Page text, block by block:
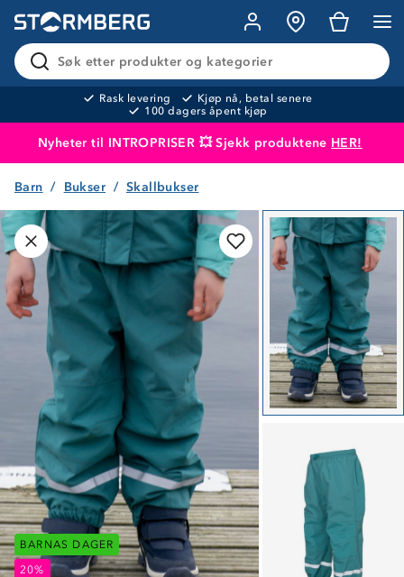
Søk etter produkter og kategorier
Rask levering
Kjøp nå, betal senere
100 dagers åpent kjøp
Nyheter til INTROPRISER 💥 Sjekk produktene HER!
Produktet er lagt i handlekurven
Barn Bukser Skallbukser
BARNAS DAGER
20%
BARNAS DAGER
BARNAS DAGER
20%